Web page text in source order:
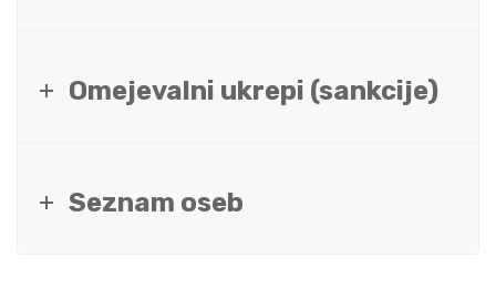
Omejevalni ukrepi (sankcije)
Seznam oseb